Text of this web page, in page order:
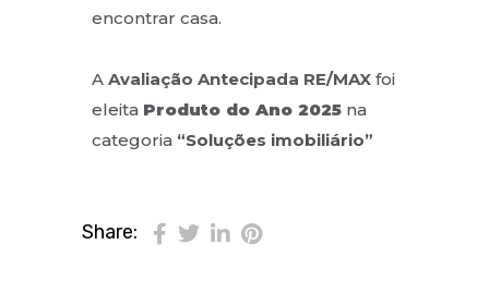
encontrar casa.
A Avaliação Antecipada RE/MAX foi
eleita Produto do Ano 2025 na
categoria “Soluções imobiliário”
Share: